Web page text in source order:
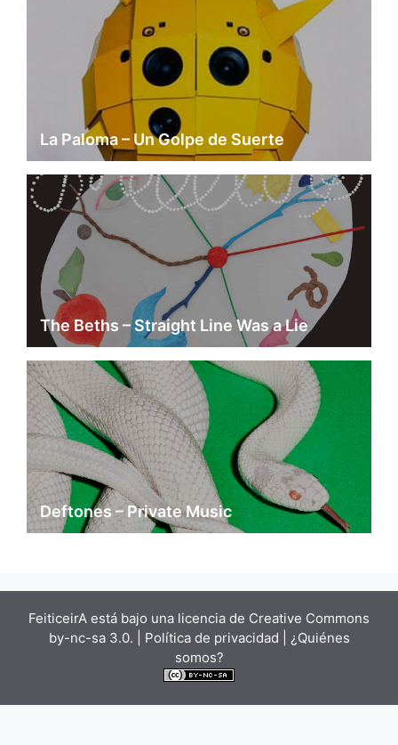
La Paloma – Un Golpe de Suerte
The Beths – Straight Line Was a Lie
Deftones – Private Music
FeiticeirA está bajo una licencia de Creative Commons
by-nc-sa 3.0. | Política de privacidad | ¿Quiénes
somos?